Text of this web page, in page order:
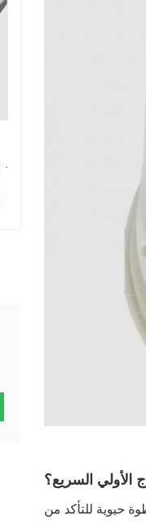
الأولي السريع؟
حيوية للتأكد من